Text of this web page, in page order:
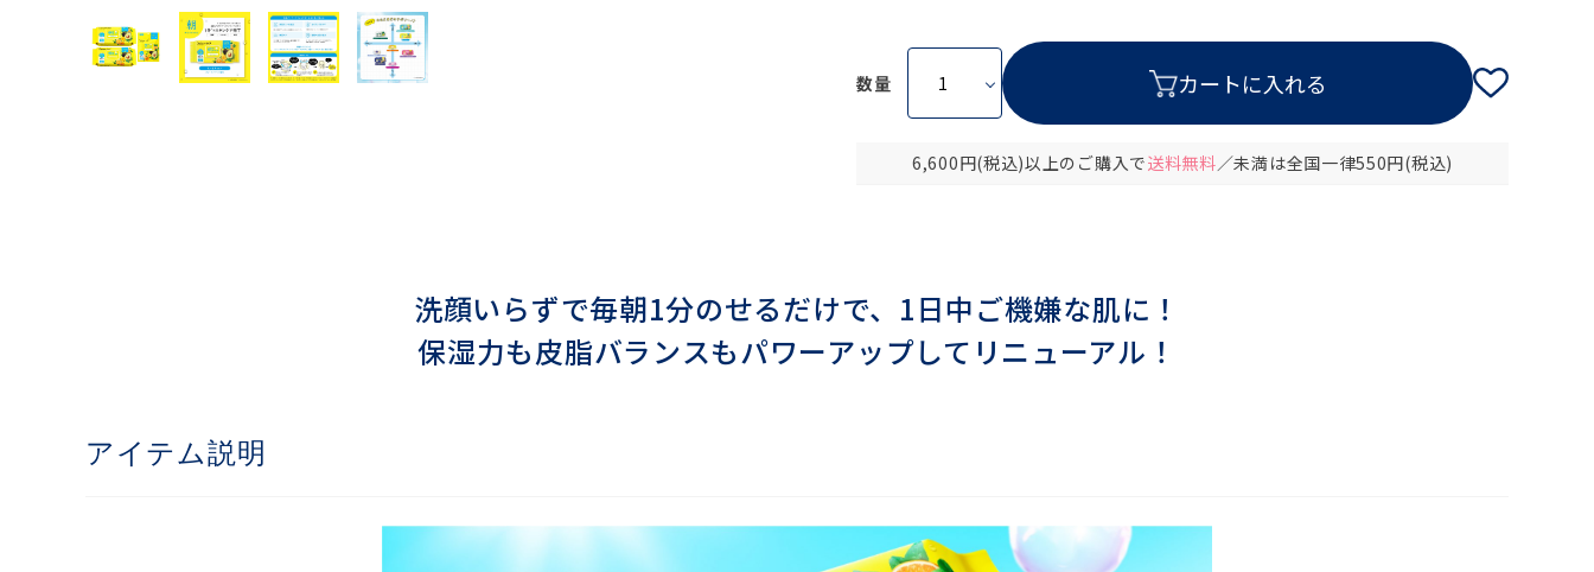
数量
6,600円(税込)以上のご購入で送料無料／未満は全国一律550円(税込)
洗顔いらずで毎朝1分のせるだけで、1日中ご機嫌な肌に！
保湿力も皮脂バランスもパワーアップしてリニューアル！
アイテム説明